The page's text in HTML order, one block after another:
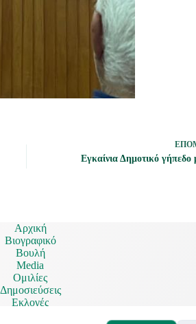
Εγκαίνια Δημοτικό γήπεδο
Αρχική
Βιογραφικό
Βουλή
Media
Ομιλίες
Δημοσιεύσεις
Εκλογές